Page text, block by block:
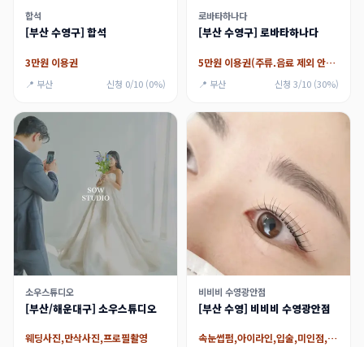
합석
[부산 수영구] 합석
3만원 이용권
📍 부산 신청 0/10 (0%)
로바타하나다
[부산 수영구] 로바타하나다
5만원 이용권(주류.음료 제외 안주 제공)
📍 부산 신청 3/10 (30%)
소우스튜디오
[부산/해운대구] 소우스튜디오
웨딩사진,만삭사진,프로필촬영
비비비 수영광안점
[부산 수영] 비비비 수영광안점
속눈썹펌,아이라인,입술,미인점,모재생테라피